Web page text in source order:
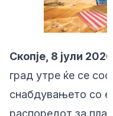
Скопје, 8 јули 2026
град утре ќе се
снабдувањето со
распоредот за